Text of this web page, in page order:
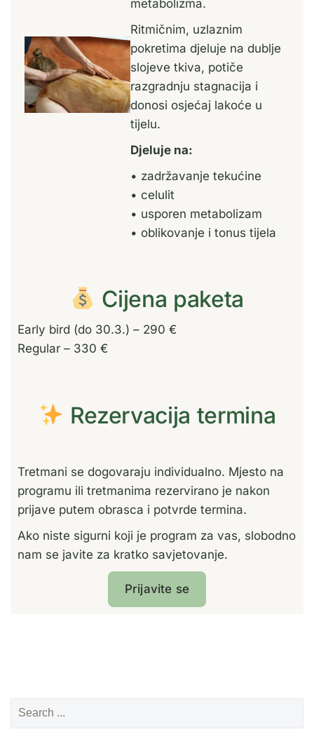
metabolizma.
Ritmičnim, uzlaznim
pokretima djeluje na dublje
slojeve tkiva, potiče
razgradnju stagnacija i
donosi osjećaj lakoće u
tijelu.
Djeluje na:
• zadržavanje tekućine
• celulit
• usporen metabolizam
• oblikovanje i tonus tijela
Cijena paketa
Early bird (do 30.3.) – 290 €
Regular – 330 €
Rezervacija termina
Tretmani se dogovaraju individualno. Mjesto na
programu ili tretmanima rezervirano je nakon
prijave putem obrasca i potvrde termina.
Ako niste sigurni koji je program za vas, slobodno
nam se javite za kratko savjetovanje.
Prijavite se